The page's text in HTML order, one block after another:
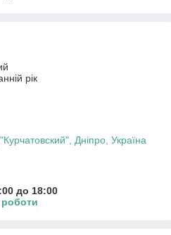
рік
Дніпро, Україна
до 18:00
роботи